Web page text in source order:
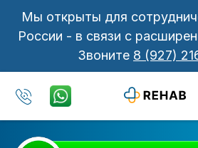
Мы открыты для
России - в связи с
Звоните 8 (927)